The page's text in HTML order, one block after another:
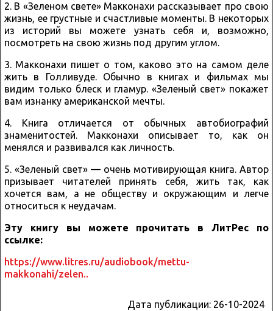
2. В «Зеленом свете» Макконахи рассказывает про свою
жизнь, ее грустные и счастливые моменты. В некоторых
из историй вы можете узнать себя и, возможно,
посмотреть на свою жизнь под другим углом.
3. Макконахи пишет о том, каково это на самом деле
жить в Голливуде. Обычно в книгах и фильмах мы
видим только блеск и гламур. «Зеленый свет» покажет
вам изнанку американской мечты.
4. Книга отличается от обычных автобиографий
знаменитостей. Макконахи описывает то, как он
менялся и развивался как личность.
5. «Зеленый свет» — очень мотивирующая книга. Автор
призывает читателей принять себя, жить так, как
хочется вам, а не обществу и окружающим и легче
относиться к неудачам.
Эту книгу вы можете прочитать в ЛитРес по
ссылке:
https://www.litres.ru/audiobook/mettu-
makkonahi/zelen..
Дата публикации: 26-10-2024